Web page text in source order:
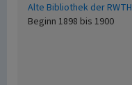
Alte Bibliothek der
Beginn 1898 bis 1900